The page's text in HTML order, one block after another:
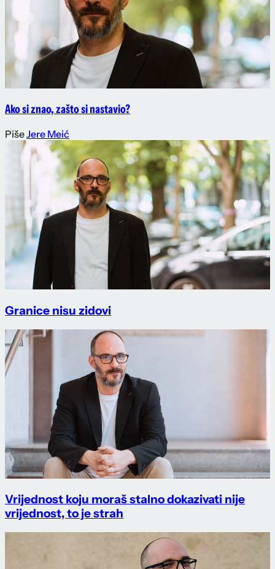
Ako si znao, zašto si nastavio?
PišeJere Meić
Granice nisu zidovi
Vrijednost koju moraš stalno dokazivati nije
vrijednost, to je strah